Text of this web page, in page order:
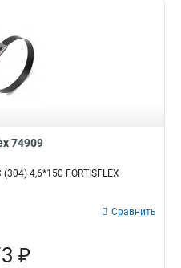
74909
4,6*150 FORTISFLEX
Сравнить
₽